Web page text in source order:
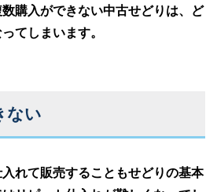
購入ができない中古せどりは、ど
てしまいます。
ない
れて販売することもせどりの基本